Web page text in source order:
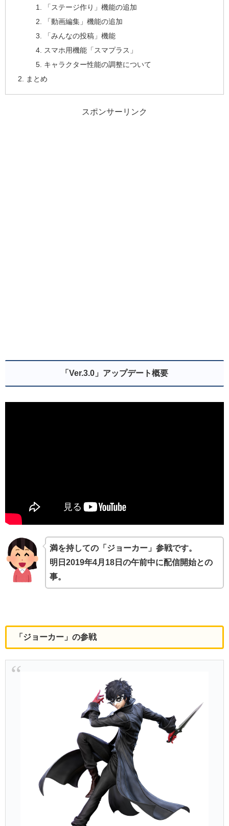
「ステージ作り」機能の追加
「動画編集」機能の追加
「みんなの投稿」機能
スマホ用機能「スマプラス」
キャラクター性能の調整について
まとめ
スポンサーリンク
「Ver.3.0」アップデート概要
満を持しての「ジョーカー」参戦です。
明日2019年4月18日の午前中に配信開始との
事。
「ジョーカー」の参戦